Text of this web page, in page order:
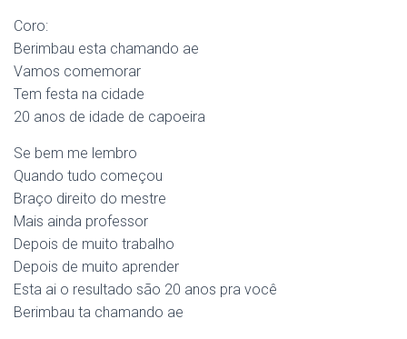
Coro:
Berimbau esta chamando ae
Vamos comemorar
Tem festa na cidade
20 anos de idade de capoeira
Se bem me lembro
Quando tudo começou
Braço direito do mestre
Mais ainda professor
Depois de muito trabalho
Depois de muito aprender
Esta ai o resultado são 20 anos pra você
Berimbau ta chamando ae